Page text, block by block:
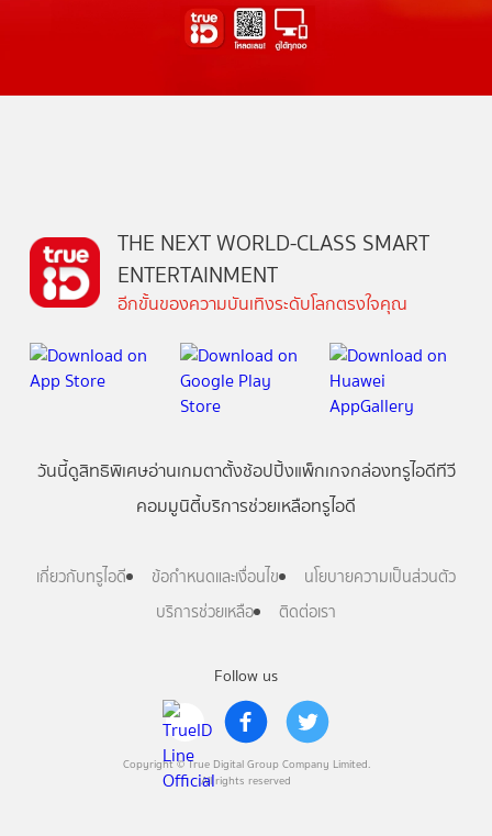
Follow us
Copyright © True Digital Group Company Limited.
All rights reserved
THE NEXT WORLD-CLASS SMART
ENTERTAINMENT
อีกขั้นของความบันเทิงระดับโลกตรงใจคุณ
วันนี้ดูสิทธิพิเศษอ่านเกมตาตั้งช้อปปิ้งแพ็กเกจกล่องทรูไอดีทีวี
คอมมูนิตี้บริการช่วยเหลือทรูไอดี
เกี่ยวกับทรูไอดี ข้อกำหนดและเงื่อนไข
นโยบายความเป็นส่วนตัว
บริการช่วยเหลือ
ติดต่อเรา